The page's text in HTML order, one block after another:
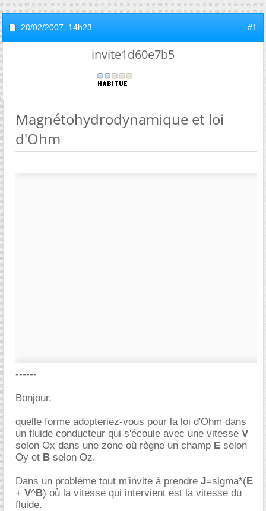
20/02/2007, 14h23 #1
invite1d60e7b5
Magnétohydrodynamique et loi
d'Ohm
------
Bonjour,
quelle forme adopteriez-vous pour la loi d'Ohm dans
un fluide conducteur qui s'écoule avec une vitesse V
selon Ox dans une zone où règne un champ E selon
Oy et B selon Oz.
Dans un problème tout m'invite à prendre J=sigma*(E
+ V^B) où la vitesse qui intervient est la vitesse du
fluide.